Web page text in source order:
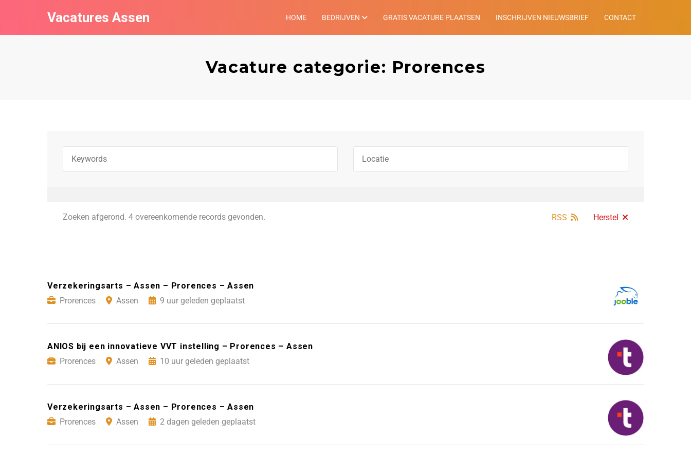
Vacatures Assen HOME BEDRIJVEN GRATIS VACATURE PLAATSEN INSCHRIJVEN NIEUWSBRIEF CONTACT
Vacature categorie: Prorences
Zoeken afgerond. 4 overeenkomende records gevonden. Herstel
RSS
Verzekeringsarts – Assen – Prorences – Assen
Prorences
Assen 9 uur geleden geplaatst
ANIOS bij een innovatieve VVT instelling – Prorences – Assen
Prorences
Assen 10 uur geleden geplaatst
Verzekeringsarts – Assen – Prorences – Assen
Prorences
Assen 2 dagen geleden geplaatst